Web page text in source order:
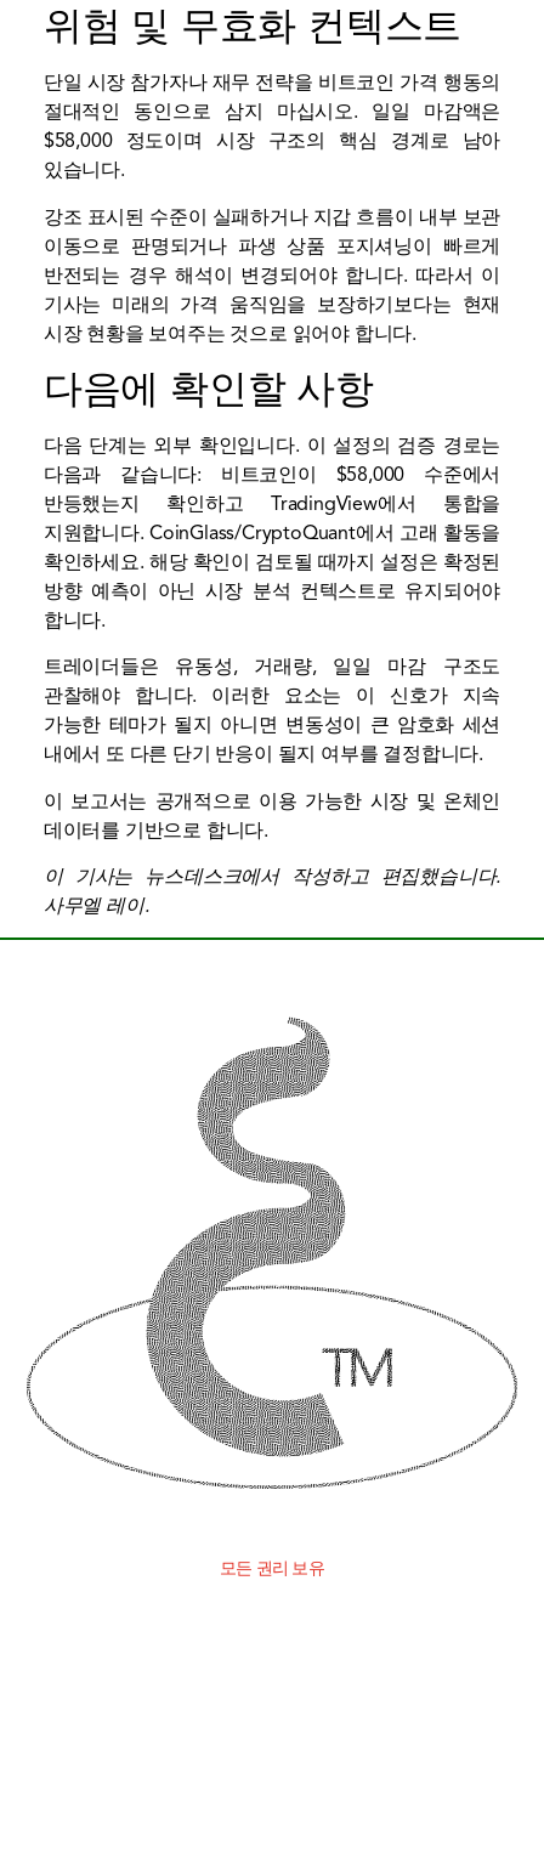
위험 및 무효화 컨텍스트
단일 시장 참가자나 재무 전략을 비트코인 ​​가격 행동의
절대적인 동인으로 삼지 마십시오. 일일 마감액은
$58,000 정도이며 시장 구조의 핵심 경계로 남아
있습니다.
강조 표시된 수준이 실패하거나 지갑 흐름이 내부 보관
이동으로 판명되거나 파생 상품 포지셔닝이 빠르게
반전되는 경우 해석이 변경되어야 합니다. 따라서 이
기사는 미래의 가격 움직임을 보장하기보다는 현재
시장 현황을 보여주는 것으로 읽어야 합니다.
다음에 확인할 사항
다음 단계는 외부 확인입니다. 이 설정의 검증 경로는
다음과 같습니다: 비트코인이 $58,000 수준에서
반등했는지 확인하고 TradingView에서 통합을
지원합니다. CoinGlass/CryptoQuant에서 고래 활동을
확인하세요. 해당 확인이 검토될 때까지 설정은 확정된
방향 예측이 아닌 시장 분석 컨텍스트로 유지되어야
합니다.
트레이더들은 유동성, 거래량, 일일 마감 구조도
관찰해야 합니다. 이러한 요소는 이 신호가 지속
가능한 테마가 될지 아니면 변동성이 큰 암호화 세션
내에서 또 다른 단기 반응이 될지 여부를 결정합니다.
이 보고서는 공개적으로 이용 가능한 시장 및 온체인
데이터를 기반으로 합니다.
이 기사는 뉴스데스크에서 작성하고 편집했습니다.
사무엘 레이.
모든 권리 보유